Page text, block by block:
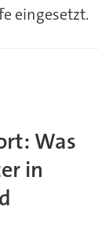
eingesetzt.
Was
in